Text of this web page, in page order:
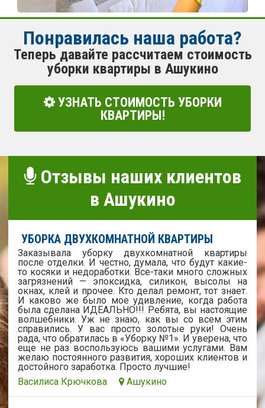
Понравилась наша работа?
Теперь давайте рассчитаем стоимость
уборки квартиры в Ашукино
УЗНАТЬ СТОИМОСТЬ УБОРКИ
КВАРТИРЫ!
Отзывы наших клиентов
в Ашукино
УБОРКА ДВУХКОМНАТНОЙ КВАРТИРЫ
Заказывала уборку двухкомнатной квартиры
после отделки. И честно, думала, что будут какие-
то косяки и недоработки. Все-таки много сложных
загрязнений — эпоксидка, силикон, высолы на
окнах, клей и прочее. Кто делал ремонт, тот знает.
И каково же было мое удивление, когда работа
была сделана ИДЕАЛЬНО!!! Ребята, вы настоящие
волшебники. Уж не знаю, как вы со всем этим
справились. У вас просто золотые руки! Очень
рада, что обратилась в «Уборку №1». И уверена, что
еще не раз воспользуюсь вашими услугами. Вам
желаю постоянного развития, хороших клиентов и
достойного заработка. Просто лучшие!
Василиса Крючкова
Ашукино